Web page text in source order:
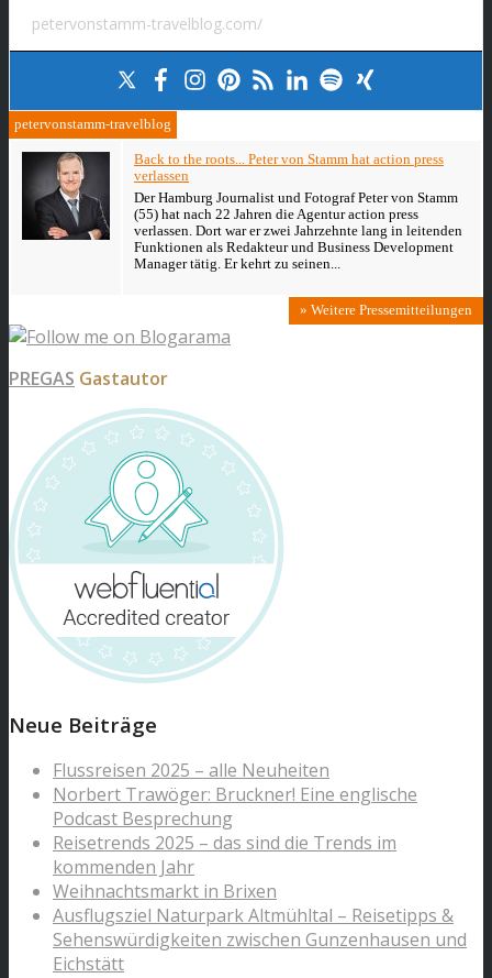
petervonstamm-travelblog.com/
petervonstamm-travelblog
Back to the roots... Peter von Stamm hat action press
verlassen
Der Hamburg Journalist und Fotograf Peter von Stamm
(55) hat nach 22 Jahren die Agentur action press
verlassen. Dort war er zwei Jahrzehnte lang in leitenden
Funktionen als Redakteur und Business Development
Manager tätig. Er kehrt zu seinen...
» Weitere Pressemitteilungen
PREGAS Gastautor
Neue Beiträge
Flussreisen 2025 – alle Neuheiten
Norbert Trawöger: Bruckner! Eine englische
Podcast Besprechung
Reisetrends 2025 – das sind die Trends im
kommenden Jahr
Weihnachtsmarkt in Brixen
Ausflugsziel Naturpark Altmühltal – Reisetipps &
Sehenswürdigkeiten zwischen Gunzenhausen und
Eichstätt